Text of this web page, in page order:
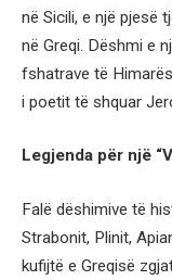
në Sicili, e një pjesë
në Greqi. Dëshmi e
fshatrave të
i poetit të shquar
Legjenda për një
Falë dëshimive të
Strabonit, Plinit,
kufijtë e Greqisë